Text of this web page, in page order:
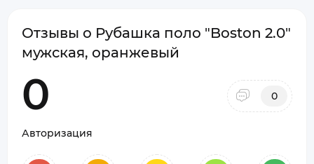
Отзывы о Рубашка поло "Boston 2.0"
мужская, оранжевый
0 0
Авторизация